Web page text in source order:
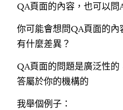
QA頁面的內容，也可以問
你可能會想問QA頁面的
有什麼差異？
QA頁面的問題是廣泛性
答屬於你的機構的
我舉個例子：